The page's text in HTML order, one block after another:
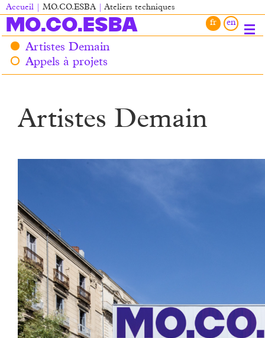
Aller
au
contenu
principal
Fil
d'Ariane
Accueil MO.CO.ESBA Ateliers techniques
MO.CO.ESBA
Main
navigation
Artistes Demain
Appels à projets
Artistes Demain